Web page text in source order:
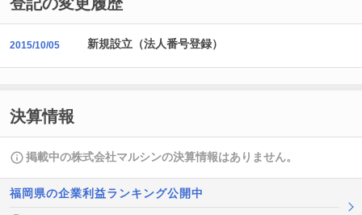
2015/10/05 新規設立（法人番号登録）
決算情報
掲載中の株式会社マルシンの決算情報はありません。
福岡県の企業利益ランキング公開中